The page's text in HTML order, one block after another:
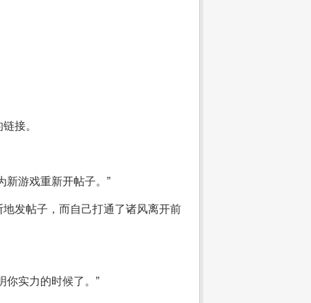
接。
新游戏重新开帖子。”
发帖子，而自己打通了诸风离开前
你实力的时候了。”